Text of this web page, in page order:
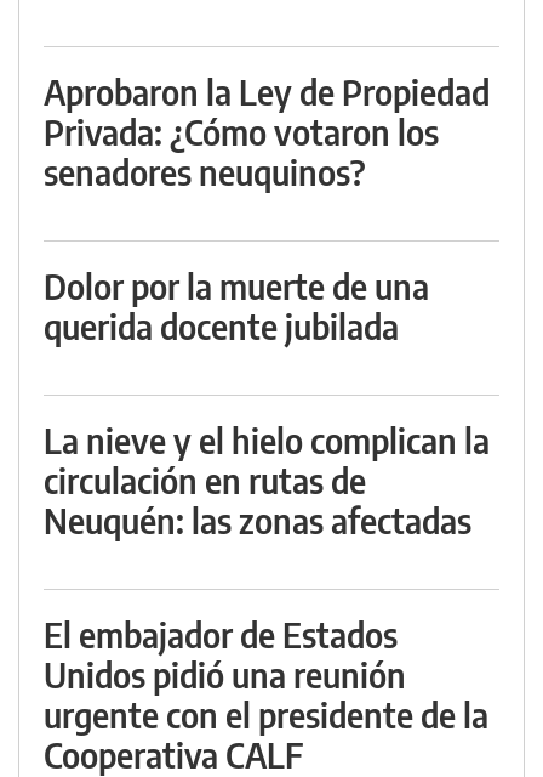
Aprobaron la Ley de Propiedad
Privada: ¿Cómo votaron los
senadores neuquinos?
Dolor por la muerte de una
querida docente jubilada
La nieve y el hielo complican la
circulación en rutas de
Neuquén: las zonas afectadas
El embajador de Estados
Unidos pidió una reunión
urgente con el presidente de la
Cooperativa CALF